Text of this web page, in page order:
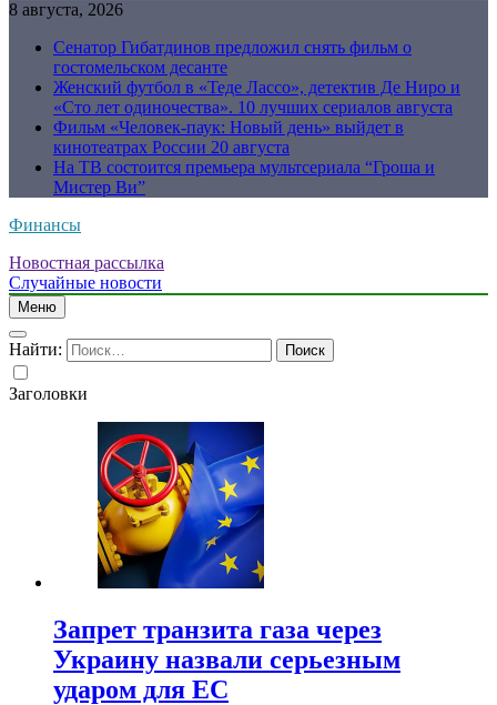
8 августа, 2026
Сенатор Гибатдинов предложил снять фильм о
гостомельском десанте
Женский футбол в «Теде Лассо», детектив Де Ниро и
«Сто лет одиночества». 10 лучших сериалов августа
Фильм «Человек-паук: Новый день» выйдет в
кинотеатрах России 20 августа
На ТВ состоится премьера мультсериала “Гроша и
Мистер Ви”
Финансы
Новостная рассылка
Случайные новости
Меню
Найти:
Заголовки
Запрет транзита газа через
Украину назвали серьезным
ударом для ЕС